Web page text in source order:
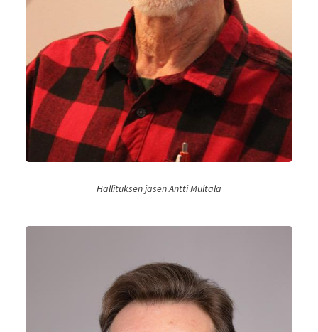
Hallituksen jäsen Antti Multala